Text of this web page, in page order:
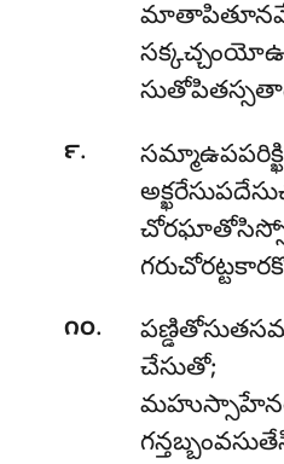
౯.
౧౦.
చేసుతో;